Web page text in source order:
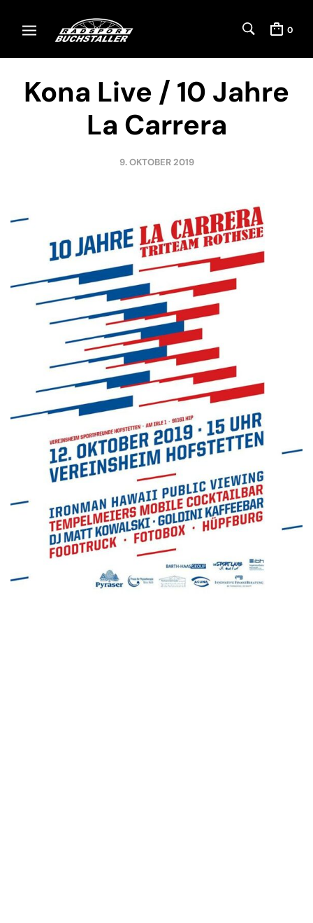
0
Kona Live / 10 Jahre
La Carrera
9. OKTOBER 2019